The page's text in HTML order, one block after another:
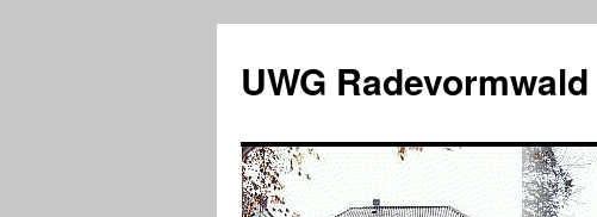
springen
UWG Radevormwald